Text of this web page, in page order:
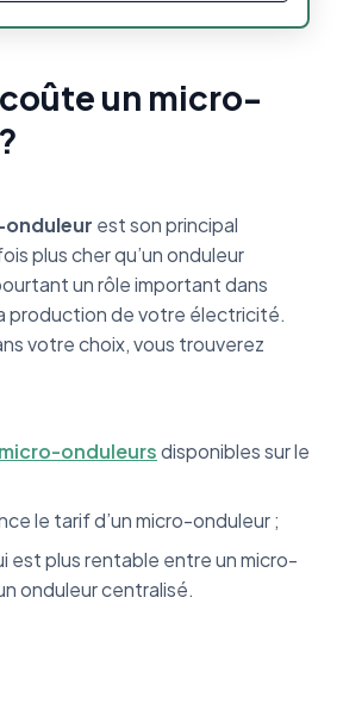
un micro-
est son principal
plus cher qu’un onduleur
un rôle important dans
production de votre électricité.
votre choix, vous trouverez
micro-onduleursdisponibles sur le
le tarif d’un micro-onduleur ;
est plus rentable entre un micro-
onduleur centralisé.